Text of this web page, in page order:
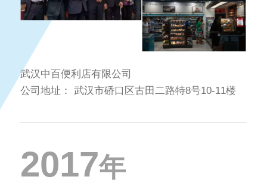
武汉中百便利店有限公司
公司地址：
武汉市硚口区古田二路特8号10-11楼
2017年